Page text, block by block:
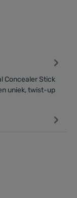
Concealer Stick
uniek, twist-up